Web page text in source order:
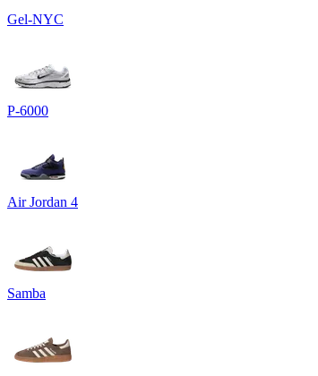
Gel-NYC
P-6000
Air Jordan 4
Samba